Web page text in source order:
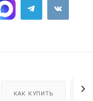
КАК КУПИТЬ